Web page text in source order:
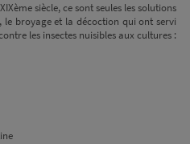
siècle, ce sont seules les solutions
broyage et la décoction qui ont servi
les insectes nuisibles aux cultures :